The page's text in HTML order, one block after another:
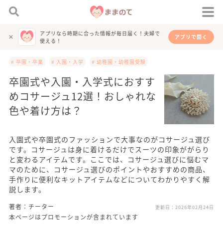
アプリなら時期に合った情報が毎日届く！夫婦で
使える！
アプリで開く
# 卒園・卒業 # 入園・入学 # 幼稚園・幼稚園受験
卒園式や入園・入学式におすす
めコサージュ12選！おしゃれな
色や着け方は？
入園式や卒園式のファッションで大事なのがコサージュ選び
です。コサージュは身に着けるだけでスーツの印象ががらり
と変わるアイテムです。ここでは、コサージュ選びに悩むマ
マのために、コサージュ選びのポイントやおすすめの商品、
手作りに便利なキットアイテムなどについてわかりやすく解
説します。
著者：チーター 更新日： 2026年02月24日
本ページはプロモーションが含まれています